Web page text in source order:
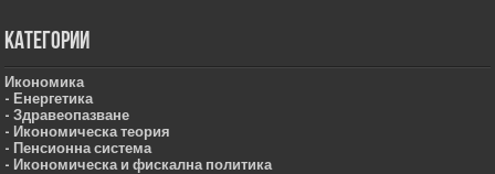
Категории
Икономика
- Енергетика
- Здравеопазване
- Икономическа теория
- Пенсионна система
- Икономическа и фискална политика